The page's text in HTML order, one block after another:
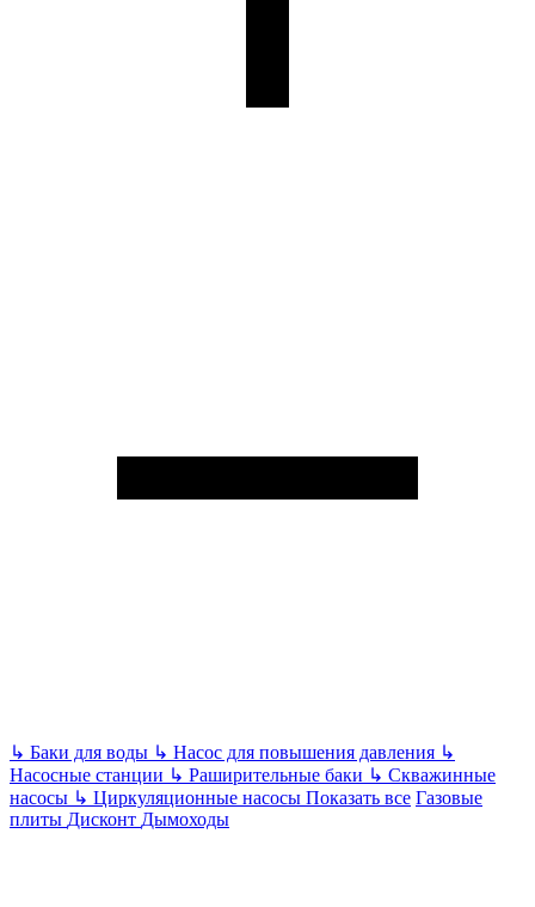
↳ Баки для воды ↳ Насос для повышения давления ↳
Насосные станции ↳ Раширительные баки ↳ Скважинные
насосы ↳ Циркуляционные насосы Показать все Газовые
плиты Дисконт Дымоходы